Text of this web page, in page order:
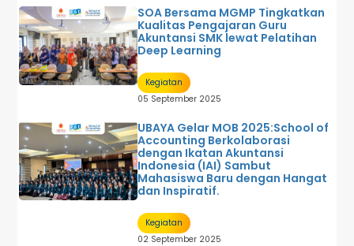
SOA Bersama MGMP Tingkatkan
Kualitas Pengajaran Guru
Akuntansi SMK lewat Pelatihan
Deep Learning
Kegiatan
05 September 2025
UBAYA Gelar MOB 2025:School of
Accounting Berkolaborasi
dengan Ikatan Akuntansi
Indonesia (IAI) Sambut
Mahasiswa Baru dengan Hangat
dan Inspiratif.
Kegiatan
02 September 2025